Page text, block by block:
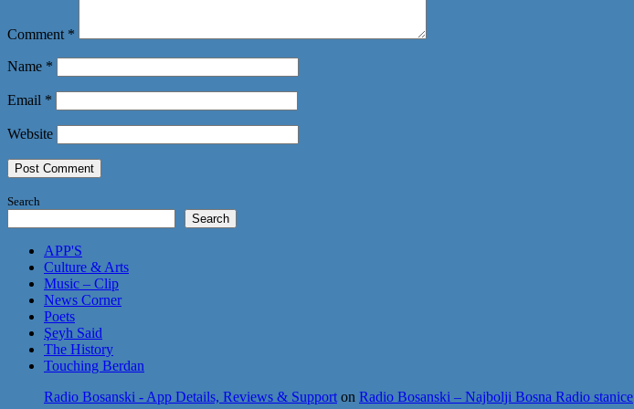
Comment *
Name *
Email *
Website
Search
Search
APP'S
Culture & Arts
Music – Clip
News Corner
Poets
Şeyh Said
The History
Touching Berdan
Radio Bosanski - App Details, Reviews & Support on Radio Bosanski – Najbolji Bosna Radio stanice